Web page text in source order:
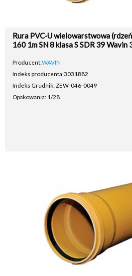
Rura PVC-U wielowarstwowa
160 1m SN 8 klasa S SDR 39
Producent:WAVIN
Indeks producenta:3031882
Indeks Grudnik: ZEW-046-0049
Opakowania: 1/28